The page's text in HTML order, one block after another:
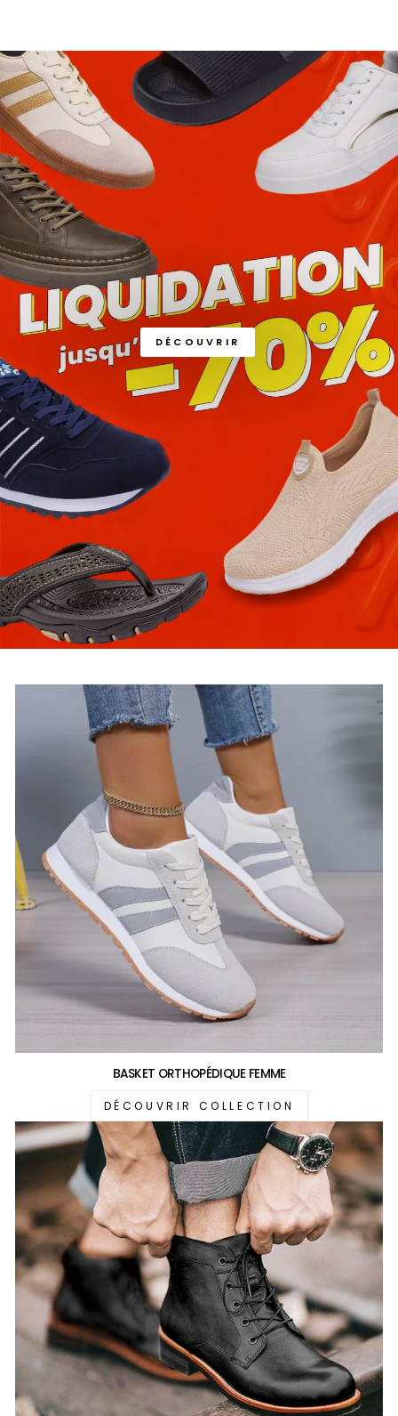
DÉCOUVRIR
BASKET ORTHOPÉDIQUE FEMME
DÉCOUVRIR COLLECTION